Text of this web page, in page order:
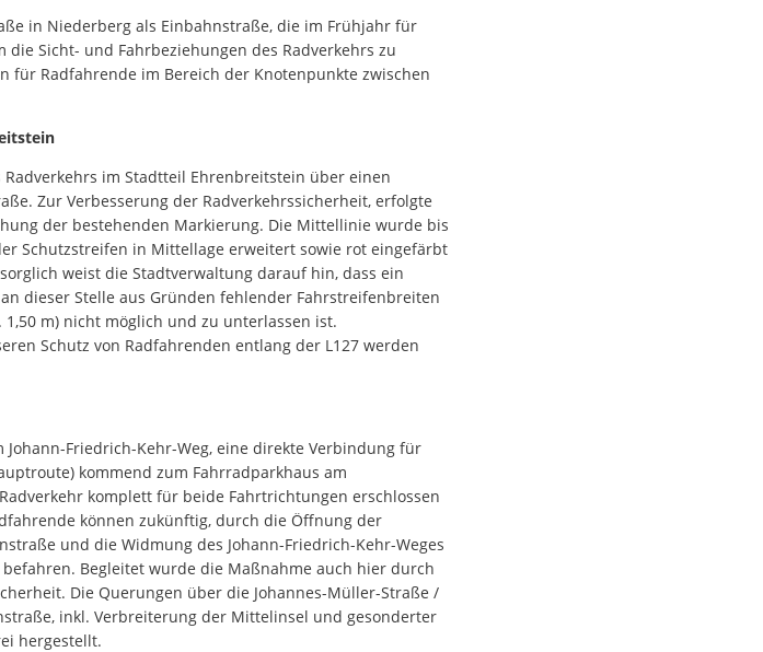
in Niederberg als Einbahnstraße, die im Frühjahr für
Sicht- und Fahrbeziehungen des Radverkehrs zu
für Radfahrende im Bereich der Knotenpunkte zwischen
im Stadtteil Ehrenbreitstein über einen
Zur Verbesserung der Radverkehrssicherheit, erfolgte
der bestehenden Markierung. Die Mittellinie wurde bis
Schutzstreifen in Mittellage erweitert sowie rot eingefärbt
weist die Stadtverwaltung darauf hin, dass ein
dieser Stelle aus Gründen fehlender Fahrstreifenbreiten
m) nicht möglich und zu unterlassen ist.
Schutz von Radfahrenden entlang der L127 werden
Friedrich-Kehr-Weg, eine direkte Verbindung für
kommend zum Fahrradparkhaus am
komplett für beide Fahrtrichtungen erschlossen
können zukünftig, durch die Öffnung der
und die Widmung des Johann-Friedrich-Kehr-Weges
Begleitet wurde die Maßnahme auch hier durch
Die Querungen über die Johannes-Müller-Straße /
inkl. Verbreiterung der Mittelinsel und gesonderter
hergestellt.